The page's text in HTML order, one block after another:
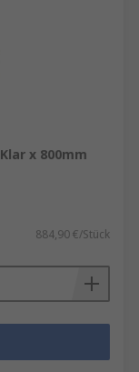
x 800mm
884,90 €/Stück